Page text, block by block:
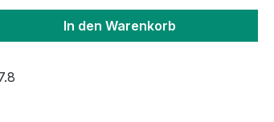
den gewünschten Wert
In den Warenkorb